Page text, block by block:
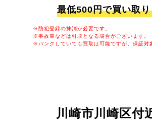
最低500円で買い取
※防犯登録の抹消が必要です。
※事故車などは引取となる場合がございます。
※パンクしていても買取は可能ですが、保証対
川崎市川崎区付